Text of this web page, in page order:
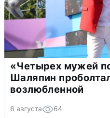
«Четырех мужей
Шаляпин
возлюбленной
6 августа 64